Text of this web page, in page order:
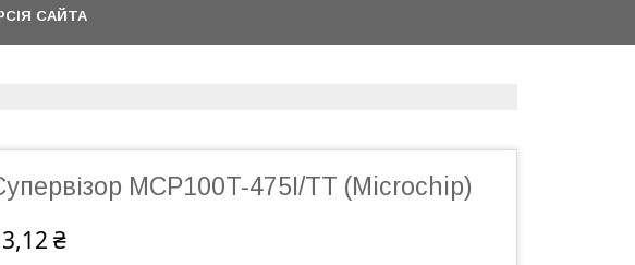
САЙТА
MCP100T-475I/TT (Microchip)
₴